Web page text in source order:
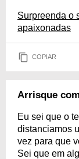
Surpreenda o
apaixonadas
COPIAR
Arrisque
Eu sei que o
distanciamos
vez para que
Sei que em